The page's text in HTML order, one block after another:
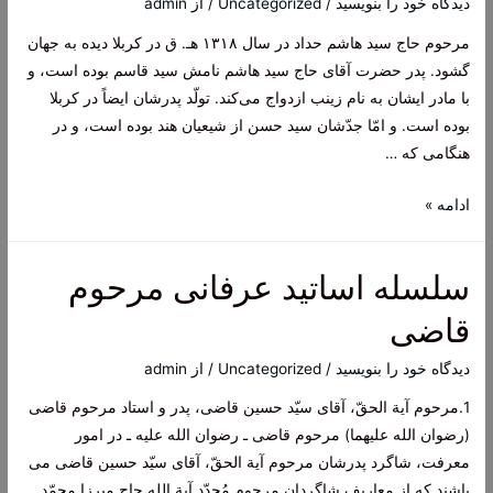
مرحوم حاج سید هاشم حداد در سال ۱۳۱۸ هـ. ق در کربلا دیده به جهان
گشود. پدر حضرت آقاى حاج سید هاشم نامش سید قاسم بوده است، و
با مادر ایشان به نام زینب ازدواج می‌كند. تولّد پدرشان ایضاً در كربلا
بوده است. و امّا جدّشان سید حسن از شیعیان هند بوده است، و در
هنگامى كه …
حضرت
هاشم
حداد
ادامه »
سلسله اساتید عرفانی مرحوم
قاضی
دیدگاه‌ خود را بنویسید /
Uncategorized / از admin
1.مرحوم‌ آیة‌ الحقّ، آقای‌ سیّد حسین‌ قاضی‌، پدر و استاد مرحوم قاضی
(رضوان الله علیهما) مرحوم‌ قاضی‌ ـ رضوان الله علیه‌ ـ در امور
معرفت‌، شاگرد پدرشان‌ مرحوم‌ آیة‌ الحقّ، آقای‌ سیّد حسین‌ قاضی‌ می